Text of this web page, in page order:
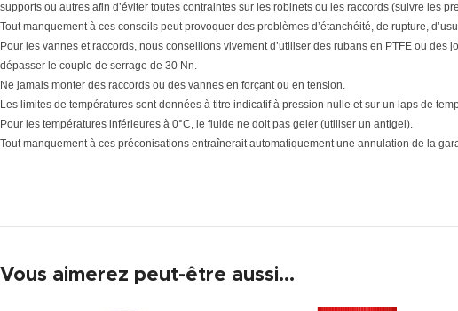
supports ou autres afin d’éviter toutes contraintes sur les robinets ou les raccords (suivre les
Tout manquement à ces conseils peut provoquer des problèmes d’étanchéité, de rupture,
Pour les vannes et raccords, nous conseillons vivement d’utiliser des rubans en PTFE ou
dépasser le couple de serrage de 30 Nn.
Ne jamais monter des raccords ou des vannes en forçant ou en tension.
Les limites de températures sont données à titre indicatif à pression nulle et sur un laps de
Pour les températures inférieures à 0°C, le fluide ne doit pas geler (utiliser un antigel).
Tout manquement à ces préconisations entraînerait automatiquement une annulation de la
Vous aimerez peut-être aussi…